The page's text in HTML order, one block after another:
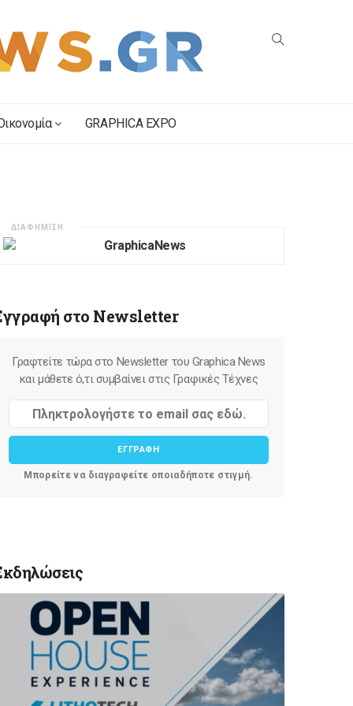
GRAPHICA EXPO
ΔΙΑΦΗΜΙΣΗ
στο Newsletter
Γραφτείτε τώρα στο Newsletter του Graphica News
και μάθετε ό,τι συμβαίνει στις Γραφικές Τέχνες
ΕΓΓΡΑΦΗ
Μπορείτε να διαγραφείτε οποιαδήποτε στιγμή.